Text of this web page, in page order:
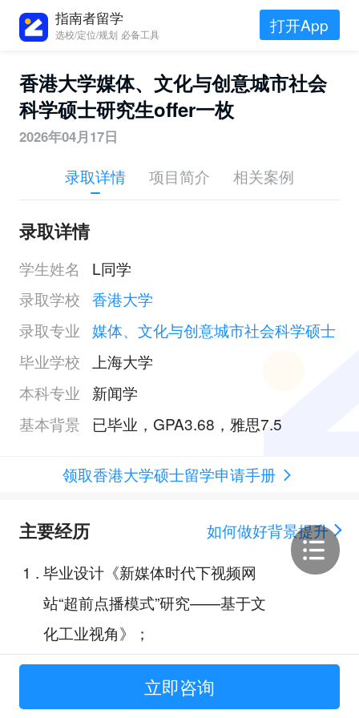
指南者留学
选校/定位/规划 必备工具 打开App
香港大学媒体、文化与创意城市社会
科学硕士研究生offer一枚
2026年04月17日
录取详情 项目简介 相关案例
录取详情
学生姓名
L同学
录取学校 香港大学
录取专业 媒体、文化与创意城市社会科学硕士
毕业学校
上海大学
本科专业
新闻学
基本背景
已毕业，GPA3.68，雅思7.5
领取香港大学硕士留学申请手册
主要经历
如何做好背景提升
1 . 毕业设计《新媒体时代下视频网
站“超前点播模式”研究——基于文
化工业视角》；
2.东方卫视中心广告营销中心企划部
立即咨询